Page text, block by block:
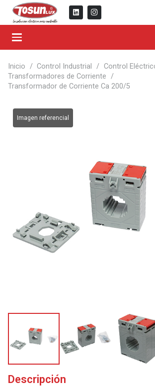
Inicio / Control Industrial / Control
Transformadores de Corriente /
Transformador de Corriente Ca 200/5
Descripción